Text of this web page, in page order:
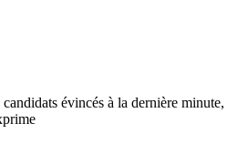
évincés à la dernière minute,